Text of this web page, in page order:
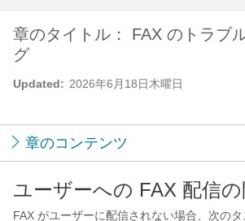
Updated: 2026年6月18日木曜日
章のタイトル： FAX のトラブ
グ
章のコンテンツ
ユーザーへの FAX 配信の
FAX がユーザーに配信されない場合、次の